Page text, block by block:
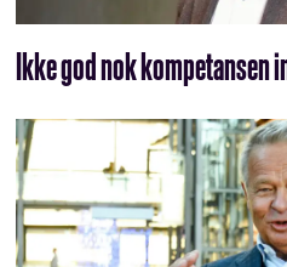
Ikke god nok kompetansen